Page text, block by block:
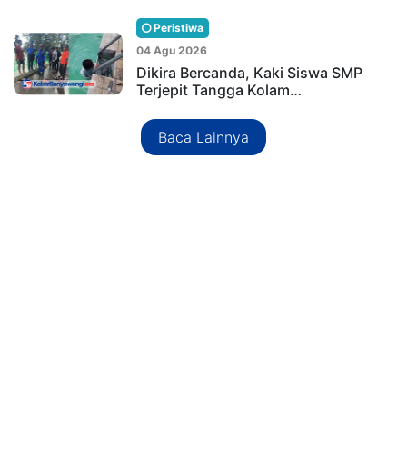
Peristiwa
04 Agu 2026
Dikira Bercanda, Kaki Siswa SMP
Terjepit Tangga Kolam…
Baca Lainnya